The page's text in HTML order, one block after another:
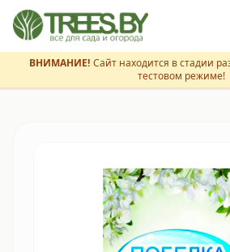
ВНИМАНИЕ! Сайт находится в стадии
тестовом режиме!